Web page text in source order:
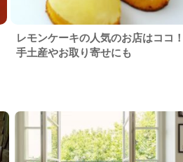
レモンケーキの人気のお店はココ
手土産やお取り寄せにも